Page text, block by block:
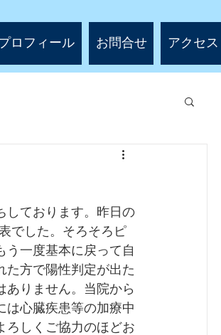
ロフィール お問合せ アクセス
しております。昨日の
でした。そろそろピ
う一度基本に戻って自
た方で陽性判定が出た
ありません。当院から
は心臓疾患等の加療中
ろしくご協力のほどお